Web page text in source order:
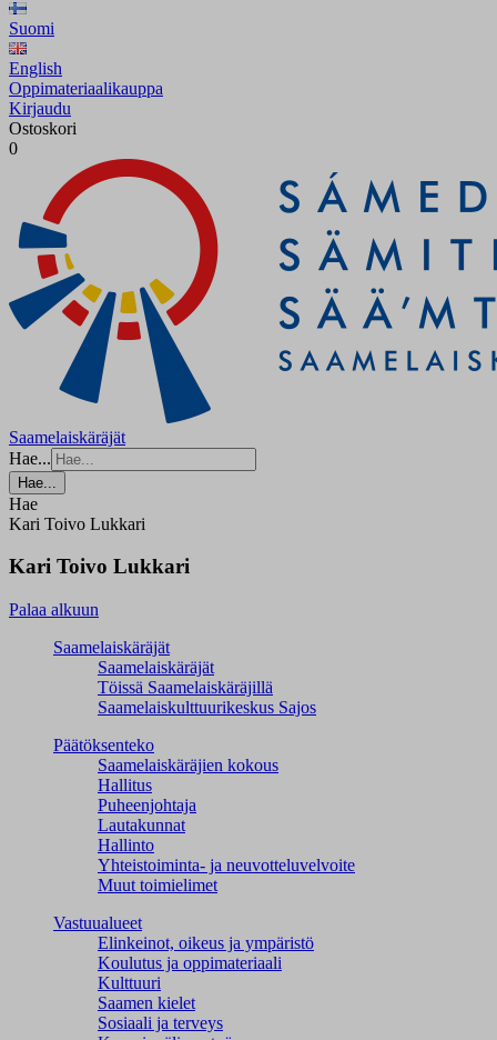
Suomi
English
Oppimateriaalikauppa
Kirjaudu
Ostoskori
0
Saamelaiskäräjät
Hae...
Hae...
Hae
Kari Toivo Lukkari
Kari Toivo Lukkari
Palaa alkuun
Saamelaiskäräjät
Saamelaiskäräjät
Töissä Saamelaiskäräjillä
Saamelaiskulttuuri­keskus Sajos
Päätöksenteko
Saamelaiskäräjien kokous
Hallitus
Puheenjohtaja
Lautakunnat
Hallinto
Yhteistoiminta- ja neuvotteluvelvoite
Muut toimielimet
Vastuualueet
Elinkeinot, oikeus ja ympäristö
Koulutus ja oppimateriaali
Kulttuuri
Saamen kielet
Sosiaali ja terveys